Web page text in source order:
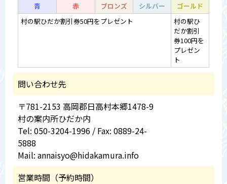
青 赤 ブロンズ シルバー
ゴールド
村の駅ひだか割引券50円をプレゼント
村の駅ひ
だか割引
券100円を
プレゼン
ト
問い合わせ先
〒781-2153 高岡郡日高村本郷1478-9
村の案内所ひだか内
Tel: 050-3204-1996 / Fax: 0889-24-
5888
Mail: annaisyo@hidakamura.info
営業時間（予約時間）